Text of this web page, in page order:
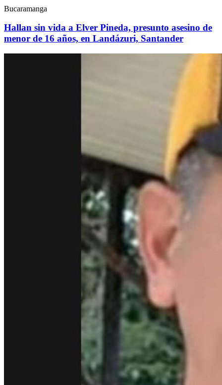
Bucaramanga
Hallan sin vida a Elver Pineda, presunto asesino de
menor de 16 años, en Landázuri, Santander